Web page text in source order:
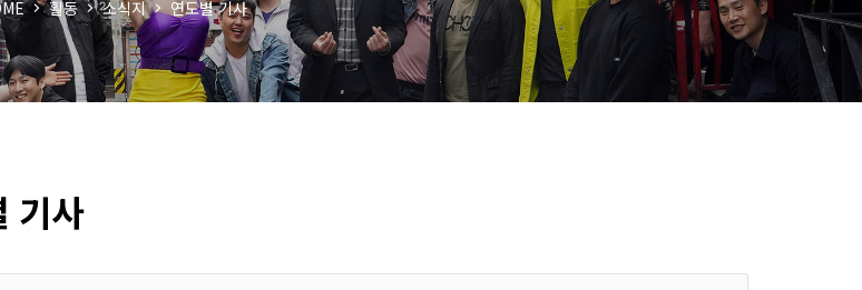
활동 소식지 연도별 기사
기사